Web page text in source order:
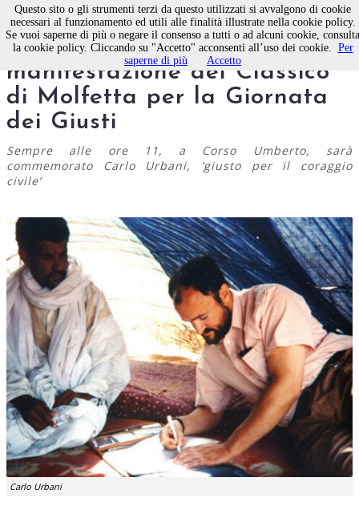
Rimandata a lunedì 14 la
manifestazione del Classico
di Molfetta per la Giornata
dei Giusti
Sempre alle ore 11, a Corso Umberto, sarà
commemorato Carlo Urbani, ‘giusto per il coraggio
civile’
Carlo Urbani
Questo sito o gli strumenti terzi da questo utilizzati si avvalgono di cookie
necessari al funzionamento ed utili alle finalità illustrate nella cookie policy.
Se vuoi saperne di più o negare il consenso a tutti o ad alcuni cookie, consulta
la cookie policy. Cliccando su "Accetto" acconsenti all’uso dei cookie. Per
saperne di più
Accetto